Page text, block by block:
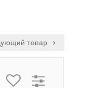
товар